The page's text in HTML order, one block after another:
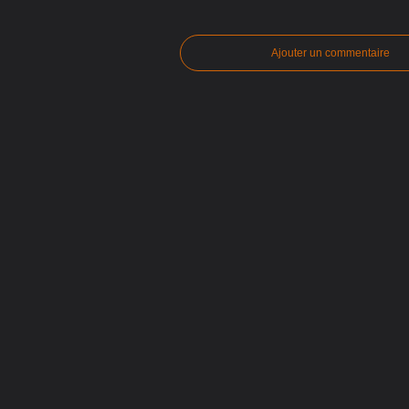
Ajouter un commentaire